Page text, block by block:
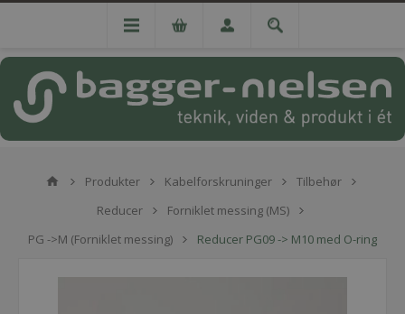
Produkter Kabelforskruninger
Tilbehør
Reducer
Forniklet messing (MS)
PG ->M (Forniklet messing)
Reducer PG09 -> M10 med O-ring